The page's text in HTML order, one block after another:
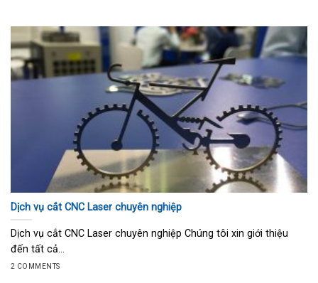
Dịch vụ cắt CNC Laser chuyên nghiệp
Dịch vụ cắt CNC Laser chuyên nghiệp Chúng tôi xin giới thiệu
đến tất cả...
2 COMMENTS